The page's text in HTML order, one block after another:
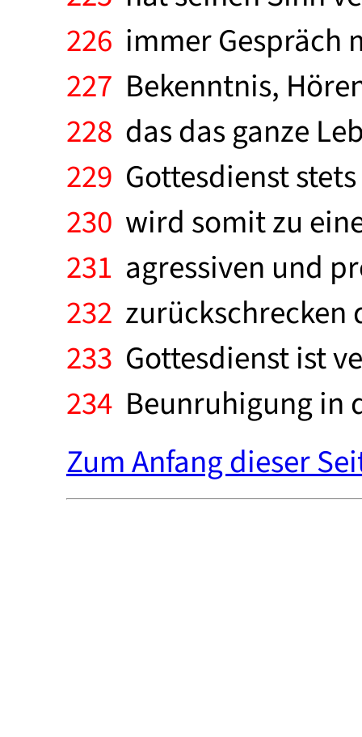
226 immer Gespräch
227 Bekenntnis,
228 das das ganze
229 Gottesdienst
230 wird somit zu
231 agressiven und
232 zurückschrecken
233 Gottesdienst ist
234 Beunruhigung in
Zum Anfang dieser